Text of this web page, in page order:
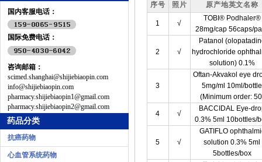
国内客服电话：
国际免费电话：
咨询邮箱：
scimed.shanghai@shijiebiaopin.com
info@shijiebiaopin.com
pharmacy.shijiebiaopin1@gmail.com
pharmacy.shijiebiaopin2@gmail.com
药品分类
抗癌药物
心血管系统药物
序号 照片 原产地英文名称
1 √
TOBI® Podhaler®
28mg/cap 56caps/
2 √
Patanol
hydrochloride
solution) 0.1%
3
Oftan-Akvakol eye
5mg/ml 10ml/bottle
(Minimum order:
4 √
BACCIDAL Eye-
0.3% 5ml 10bottles/
5 √
GATIFLO
solution 0.3% 5ml
5bottles/box